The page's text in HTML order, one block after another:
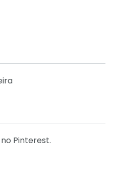
Pinterest.